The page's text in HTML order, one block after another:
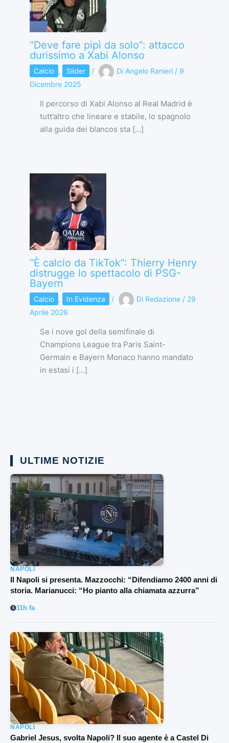
“Deve fare pipì da solo”: attacco
durissimo a Xabi Alonso
Calcio , Slider / Di Angelo Ranieri / 9
Dicembre 2025
Il percorso di Xabi Alonso al Real Madrid è
tutt’altro che lineare e stabile, lo spagnolo
alla guida dei blancos sta […]
“È calcio da TikTok”: Thierry Henry
distrugge lo spettacolo di PSG-
Bayern
Calcio , In Evidenza / Di Redazione / 29
Aprile 2026
Se i nove gol della semifinale di
Champions League tra Paris Saint-
Germain e Bayern Monaco hanno mandato
in estasi i […]
ULTIME NOTIZIE
NAPOLI
Il Napoli si presenta. Mazzocchi: “Difendiamo 2400 anni di
storia. Marianucci: “Ho pianto alla chiamata azzurra”
11h fa
NAPOLI
Gabriel Jesus, svolta Napoli? Il suo agente è a Castel Di